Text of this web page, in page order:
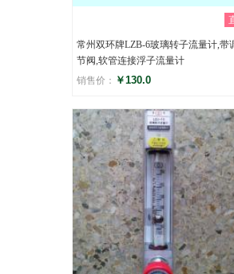
常州双环牌LZB-6玻璃转子流量计,带
节阀,软管连接浮子流量计
销售价： ￥130.0
评分
()